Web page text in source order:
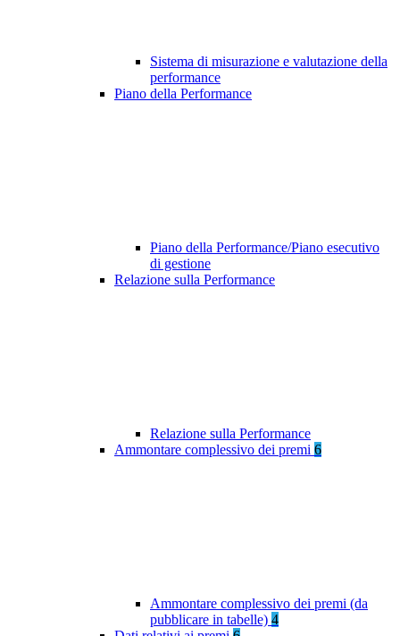
Sistema di misurazione e valutazione della
performance
Piano della Performance
Piano della Performance/Piano esecutivo
di gestione
Relazione sulla Performance
Relazione sulla Performance
Ammontare complessivo dei premi 6
Ammontare complessivo dei premi (da
pubblicare in tabelle) 4